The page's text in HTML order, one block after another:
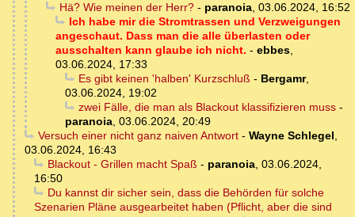
Hä? Wie meinen der Herr?- paranoia, 03.06.2024, 16:52
Ich habe mir die Stromtrassen und Verzweigungen
angeschaut. Dass man die alle überlasten oder
ausschalten kann glaube ich nicht. - ebbes,
03.06.2024, 17:33
Es gibt keinen 'halben' Kurzschluß - Bergamr,
03.06.2024, 19:02
zwei Fälle, die man als Blackout klassifizieren muss-
paranoia, 03.06.2024, 20:49
Versuch einer nicht ganz naiven Antwort- Wayne Schlegel,
03.06.2024, 16:43
Blackout - Grillen macht Spaß - paranoia, 03.06.2024,
16:50
Du kannst dir sicher sein, dass die Behörden für solche
Szenarien Pläne ausgearbeitet haben (Pflicht, aber die sind